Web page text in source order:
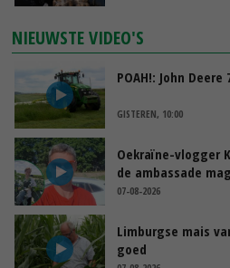
NIEUWSTE VIDEO'S
POAH!: John Deere
GISTEREN, 10:00
Oekraïne-vlogger
de ambassade
07-08-2026
Limburgse mais
goed